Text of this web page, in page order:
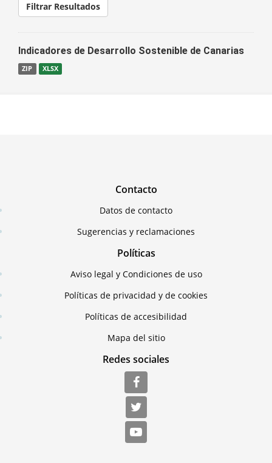
Filtrar Resultados
Indicadores de Desarrollo Sostenible de Canarias
ZIP XLSX
Contacto
Datos de contacto
Sugerencias y reclamaciones
Políticas
Aviso legal y Condiciones de uso
Políticas de privacidad y de cookies
Políticas de accesibilidad
Mapa del sitio
Redes sociales